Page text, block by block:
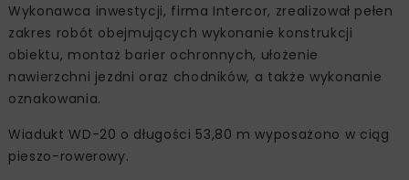
Wykonawca inwestycji, firma Intercor, zrealizował pełen
zakres robót obejmujących wykonanie konstrukcji
obiektu, montaż barier ochronnych, ułożenie
nawierzchni jezdni oraz chodników, a także wykonanie
oznakowania.
Wiadukt WD-20 o długości 53,80 m wyposażono w ciąg
pieszo-rowerowy.